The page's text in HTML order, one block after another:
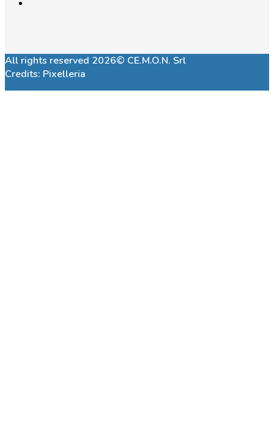
All rights reserved 2026© CE.M.O.N. Srl
Credits: Pixelleria